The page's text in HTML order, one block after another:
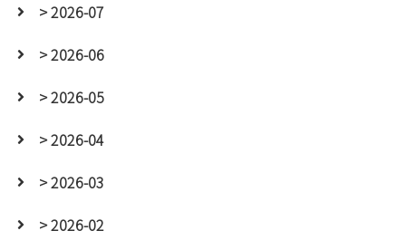
> 2026-07
> 2026-06
> 2026-05
> 2026-04
> 2026-03
> 2026-02